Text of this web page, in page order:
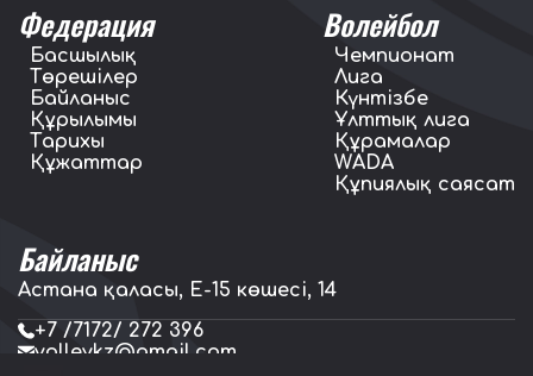
Федерация
Басшылық
Төрешілер
Байланыс
Құрылымы
Тарихы
Құжаттар
Волейбол
Чемпионат
Лига
Күнтізбе
Ұлттық лига
Құрамалар
WADA
Құпиялық саясат
Байланыс
Астана қаласы, E-15 көшесі, 14
+7 /7172/ 272 396
volleykz@gmail.com